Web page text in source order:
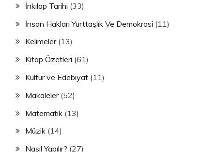
İnkılap Tarihi (33)
İnsan Hakları Yurttaşlık Ve Demokrasi (11)
Kelimeler(13)
Kitap Özetleri (61)
Kültür ve Edebiyat (11)
Makaleler(52)
Matematik (13)
Müzik (14)
Nasıl Yapılır? (27)